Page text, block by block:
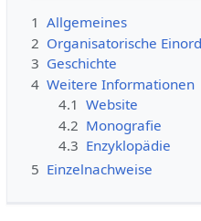
1 Allgemeines
2 Organisatorische
3 Geschichte
4 Weitere Informationen
4.1 Website
4.2 Monografie
4.3 Enzyklopädie
5 Einzelnachweise